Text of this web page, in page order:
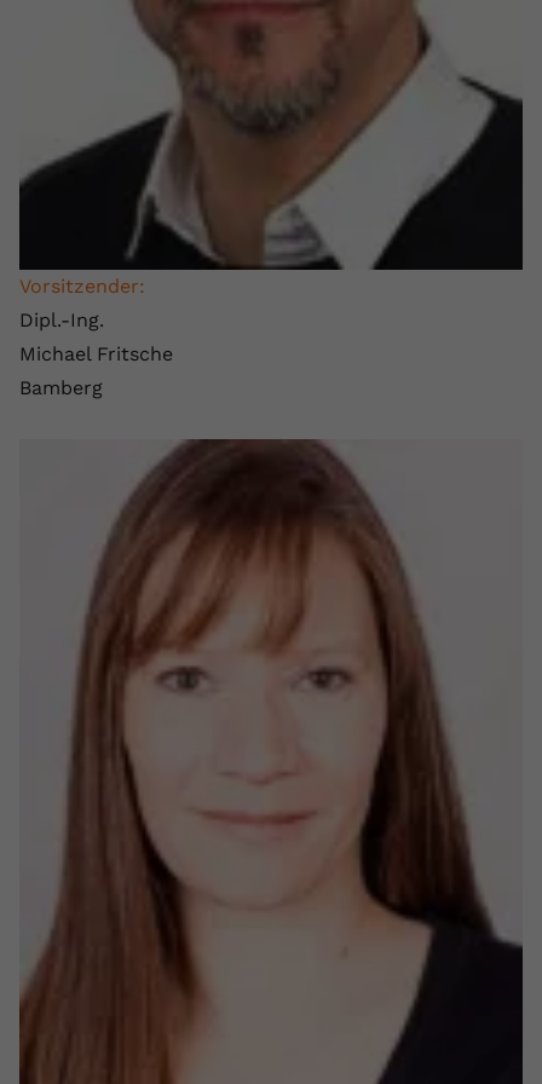
Vorsitzender:
Dipl.-Ing.
Michael Fritsche
Bamberg
youtube.com
Laufzeit
Dieser von YouTube gesetzte Cookie
registriert eine eindeutige ID, um
Daten darüber zu speichern, welche
Videos von YouTube der Nutzer
Name
Session
Dieser von YouTube gesetzte Cookie
registriert eine eindeutige ID, um
Daten darüber zu speichern, welche
Videos von YouTube der Nutzer
gesehen hat.
Session
YouTube setzt diesen Cookie, um die
Videopräferenzen des Nutzers zu
speichern, der eingebettete YouTube-